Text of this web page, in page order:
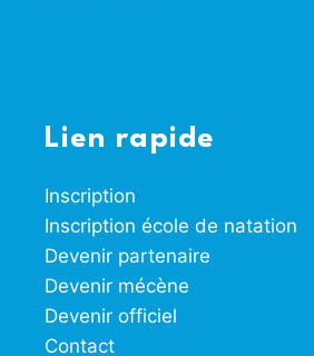
Lien rapide
Inscription
Inscription école de natation
Devenir partenaire
Devenir mécène
Devenir officiel
Contact